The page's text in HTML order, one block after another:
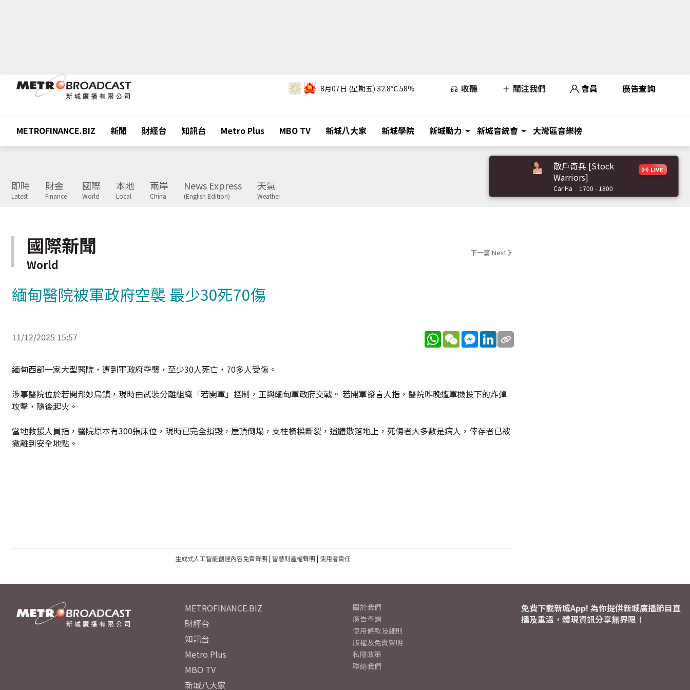
8月07日 (星期五) 32.8℃58% 收聽 關注我們 會員 廣告查詢
METROFINANCE.BIZ 新聞 財經台 知訊台 Metro Plus MBO TV 新城八大家 新城學院 新城動力 新城音統會 大灣區音樂榜
即時
Latest
財金
Finance
國際
World
本地
Local
兩岸
China
News Express
(English Edition)
天氣
Weather
散戶奇兵 [Stock
Warriors]
Car Ha 1700 - 1800
國際新聞
World
下一篇 Next 》
緬甸醫院被軍政府空襲 最少30死70傷
11/12/2025 15:57 WhatsApp
WeChatMessenger
LinkedIn
緬甸西部一家大型醫院，遭到軍政府空襲，至少30人死亡，70多人受傷。
涉事醫院位於若開邦妙烏鎮，現時由武裝分離組織「若開軍」控制，正與緬甸軍政府交戰。 若開軍發言人指，醫院昨晚遭軍機投下的炸彈
攻擊，隨後起火。
當地救援人員指，醫院原本有300張床位，現時已完全損毀，屋頂倒塌，支柱橫樑斷裂，遺體散落地上，死傷者大多數是病人，倖存者已被
撤離到安全地點。
生成式人工智能創建內容免責聲明| 智慧財產權聲明| 使用者責任
METROFINANCE.BIZ
財經台
知訊台
Metro Plus
MBO TV
新城八大家
關於我們
廣告查詢
使用條款及細則
版權及免責聲明
私隱政策
聯絡我們
免費下載新城App! 為你提供新城廣播節目直
播及重溫，體現資訊分享無界限！